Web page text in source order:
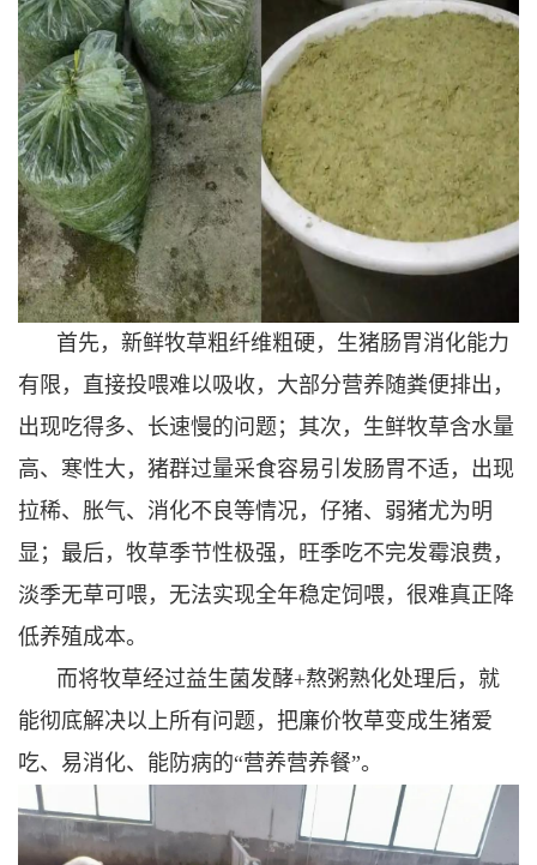
首先，新鲜牧草粗纤维粗硬，生猪肠胃消化能力
有限，直接投喂难以吸收，大部分营养随粪便排出，
出现吃得多、长速慢的问题；其次，生鲜牧草含水量
高、寒性大，猪群过量采食容易引发肠胃不适，出现
拉稀、胀气、消化不良等情况，仔猪、弱猪尤为明
显；最后，牧草季节性极强，旺季吃不完发霉浪费，
淡季无草可喂，无法实现全年稳定饲喂，很难真正降
低养殖成本。
而将牧草经过益生菌发酵+熬粥熟化处理后，就
能彻底解决以上所有问题，把廉价牧草变成生猪爱
吃、易消化、能防病的“营养营养餐”。